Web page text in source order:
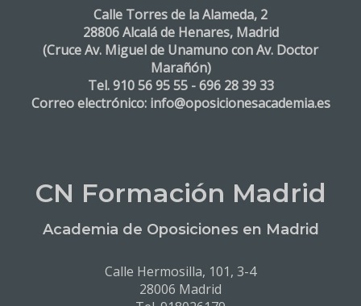
Calle Torres de la Alameda, 2
28806 Alcalá de Henares, Madrid
(Cruce Av. Miguel de Unamuno con Av. Doctor
Marañón)
Tel. 910 56 95 55 - 696 28 39 33
Correo electrónico: info@oposicionesacademia.es
CN Formación Madrid
Academia de Oposiciones en Madrid
Calle Hermosilla, 101, 3-4
28006 Madrid